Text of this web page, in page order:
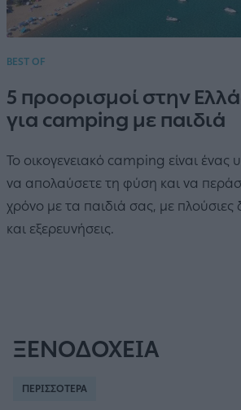
BEST OF
5 προορισμοί στην
για camping με παιδιά
Το οικογενειακό camping είναι ένας
να απολαύσετε τη φύση και να
χρόνο με τα παιδιά σας, με πλούσιες
και εξερευνήσεις.
ΞΕΝΟΔΟΧΕΙΑ
ΠΕΡΙΣΣΟΤΕΡΑ